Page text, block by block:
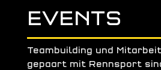
EVENTS
Teambuilding und
gepaart mit Rennsport